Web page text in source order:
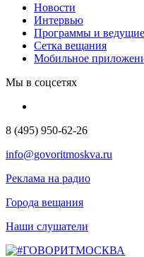
Новости
Интервью
Программы и ведущие
Сетка вещания
Мобильное
Мы в соцсетях
8 (495) 950-62-26
info@govoritmoskva.ru
Реклама на радио
Города вещания
Наши слушатели